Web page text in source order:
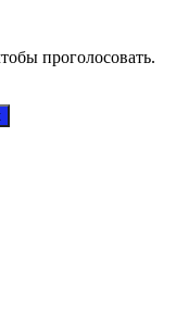
проголосовать.